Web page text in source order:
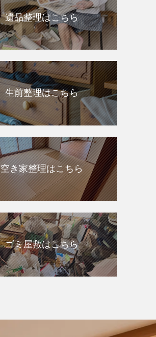
遺品整理はこちら
生前整理はこちら
空き家整理はこちら
ゴミ屋敷はこちら